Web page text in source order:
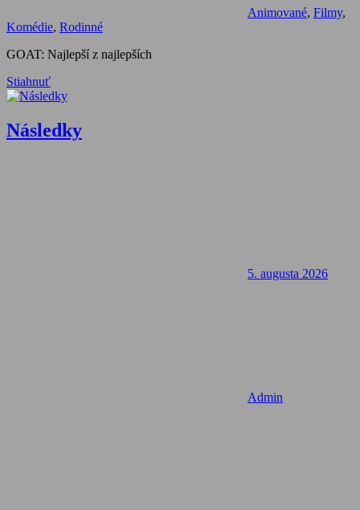
Animované, Filmy,
Komédie, Rodinné
GOAT: Najlepší z najlepších
Stiahnuť
Následky
5. augusta 2026
Admin